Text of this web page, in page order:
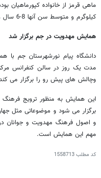
کیلوگرم و متوسط سن آنها 8-6 سال ولی تا 20 سال هم گزارش شده است.
همایش مهدویت در جم برگزار شد
دانشگاه پیام نورشهرستان جم با
مدت یک روز در سالن کنفرانس
وچالش های پیش رو را برگزار می
این همایش به منظور ترویج
برگزار می شود و موضوعاتی مثل
و اصول فرهنگ مهدویت و
مهم این همایش است.
کد مطلب1558713